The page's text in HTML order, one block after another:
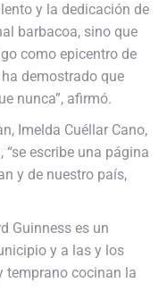
y la dedicación de
barbacoa, sino que
como epicentro de
demostrado que
nunca”, afirmó.
Imelda Cuéllar Cano,
escribe una página
y de nuestro país,
Guinness es un
y a las y los
temprano cocinan la